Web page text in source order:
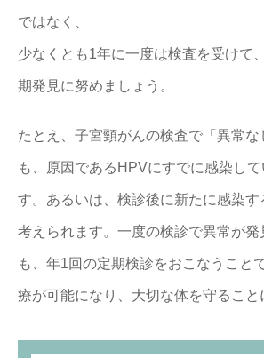
ではなく、
少なくとも1年に一度は検査を受けて
期発見に努めましょう。
たとえ、子宮頸がんの検査で「異常な
も、原因であるHPVにすでに感染し
す。あるいは、検診後に新たに感染す
考えられます。一度の検診で異常が
も、年1回の定期検診をおこなうこと
療が可能になり、大切な体を守ること